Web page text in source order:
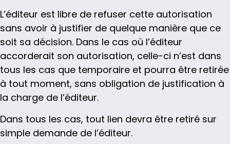
L’éditeur est libre de refuser cette autorisation
sans avoir à justifier de quelque manière que ce
soit sa décision. Dans le cas où l’éditeur
accorderait son autorisation, celle-ci n’est dans
tous les cas que temporaire et pourra être retirée
à tout moment, sans obligation de justification à
la charge de l’éditeur.
Dans tous les cas, tout lien devra être retiré sur
simple demande de l’éditeur.